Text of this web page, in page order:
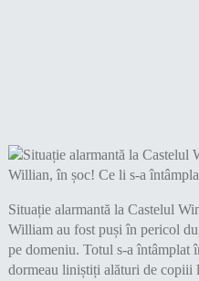
Situație alarmantă la Castelul
William au fost puși în pericol
pe domeniu. Totul s-a întâmplat
dormeau liniștiți alături de copiii